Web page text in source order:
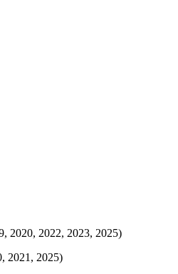
2020, 2022, 2023, 2025)
2021, 2025)